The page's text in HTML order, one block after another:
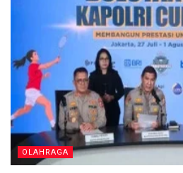
OLAHRAGA